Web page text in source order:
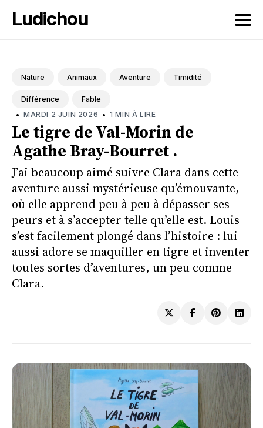
Ludichou
blog
Nature Animaux Aventure Timidité
Différence Fable
• MARDI 2 JUIN 2026 • 1 MIN À LIRE
Le tigre de Val-Morin de
Agathe Bray-Bourret .
J’ai beaucoup aimé suivre Clara dans cette
aventure aussi mystérieuse qu’émouvante,
où elle apprend peu à peu à dépasser ses
peurs et à s’accepter telle qu’elle est. Louis
s’est facilement plongé dans l’histoire : lui
aussi adore se maquiller en tigre et inventer
toutes sortes d’aventures, un peu comme
Clara.